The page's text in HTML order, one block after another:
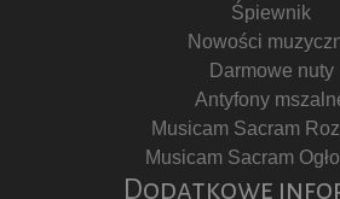
Śpiewnik
Nowości
Darmowe nuty
Antyfony
Musicam Sacram
Musicam Sacram
Dodatkowe